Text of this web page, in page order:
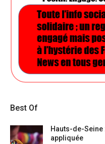
Best Of
Hauts-de-Seine
appliquée